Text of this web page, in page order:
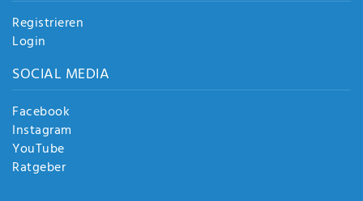
Registrieren
Login
SOCIAL MEDIA
Facebook
Instagram
YouTube
Ratgeber